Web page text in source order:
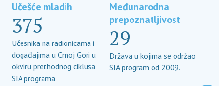
Učešće mladih
375
Učesnika na radionicama i
događajima u Crnoj Gori u
okviru prethodnog ciklusa
SIA programa
Međunarodna
prepoznatljivost
29
Država u kojima se održao
SIA program od 2009.